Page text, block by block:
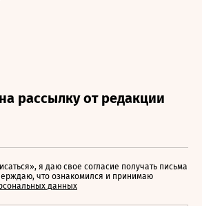
я даю свое согласие получать письма
что ознакомился и принимаю
данных